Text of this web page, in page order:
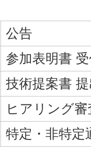
公告
参加表明書
技術提案書
ヒアリング審
特定・非特定